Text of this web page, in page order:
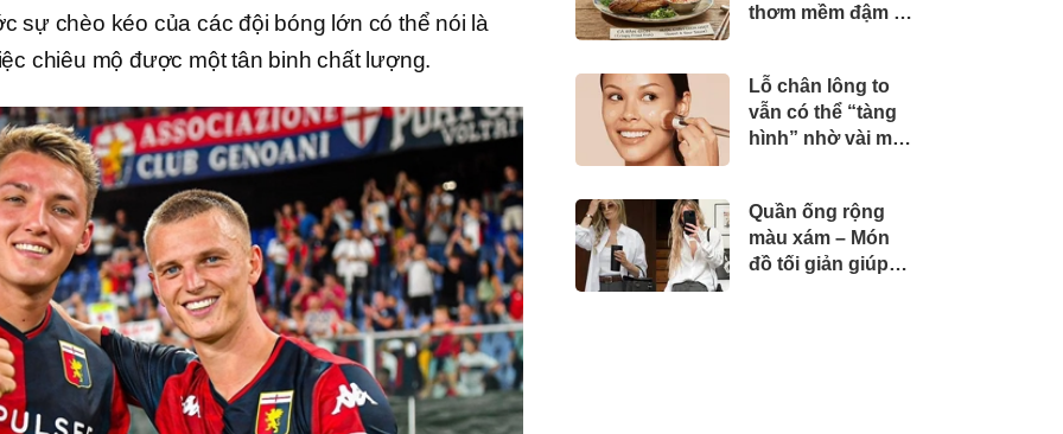
sự chèo kéo của các đội bóng lớn có thể nói là
chiêu mộ được một tân binh chất lượng.
thơm mềm đậm đà
Lỗ chân lông to
vẫn có thể “tàng
hình” nhờ vài mẹo
Quần ống rộng
màu xám – Món
đồ tối giản giúp